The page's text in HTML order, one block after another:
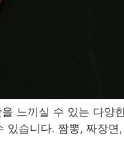
느끼실 수 있는 다양
습니다. 짬뽕, 짜장면